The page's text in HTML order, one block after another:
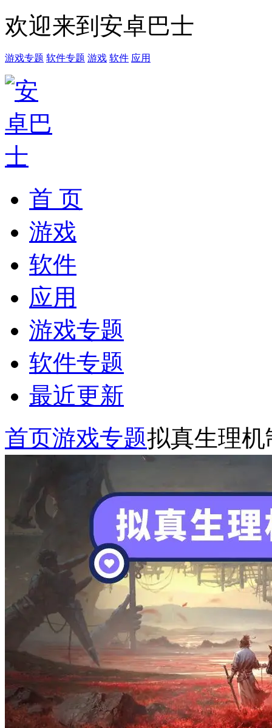
欢迎来到安卓巴士
游戏专题 软件专题 游戏 软件 应用
首 页
游戏
软件
应用
游戏专题
软件专题
最近更新
首页游戏专题拟真生理